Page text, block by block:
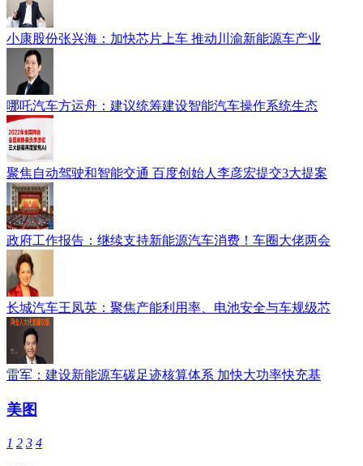
小康股份张兴海：加快芯片上车 推动川渝新能源车产业
哪吒汽车方运舟：建议统筹建设智能汽车操作系统生态
聚焦自动驾驶和智能交通 百度创始人李彦宏提交3大提案
政府工作报告：继续支持新能源汽车消费！车圈大佬两会
长城汽车王凤英：聚焦产能利用率、电池安全与车规级芯
雷军：建设新能源车碳足迹核算体系 加快大功率快充基
美图
1 2 3 4